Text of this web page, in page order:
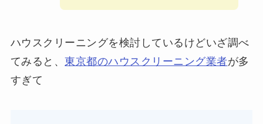
ハウスクリーニングを検討しているけどいざ調べ
てみると、東京都のハウスクリーニング業者が多
すぎて